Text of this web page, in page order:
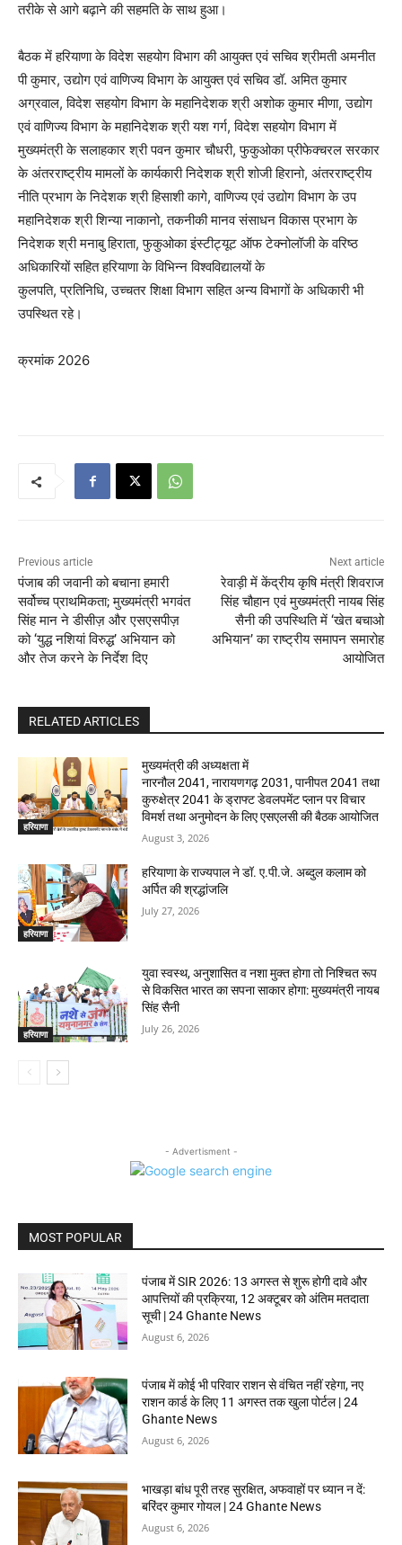
तरीके से आगे बढ़ाने की सहमति के साथ हुआ।
बैठक में हरियाणा के विदेश सहयोग विभाग की आयुक्त एवं सचिव श्रीमती अमनीत
पी कुमार, उद्योग एवं वाणिज्य विभाग के आयुक्त एवं सचिव डॉ. अमित कुमार
अग्रवाल, विदेश सहयोग विभाग के महानिदेशक श्री अशोक कुमार मीणा, उद्योग
एवं वाणिज्य विभाग के महानिदेशक श्री यश गर्ग, विदेश सहयोग विभाग में
मुख्यमंत्री के सलाहकार श्री पवन कुमार चौधरी, फुकुओका प्रीफेक्चरल सरकार
के अंतरराष्ट्रीय मामलों के कार्यकारी निदेशक श्री शोजी हिरानो, अंतरराष्ट्रीय
नीति प्रभाग के निदेशक श्री हिसाशी कागे, वाणिज्य एवं उद्योग विभाग के उप
महानिदेशक श्री शिन्या नाकानो, तकनीकी मानव संसाधन विकास प्रभाग के
निदेशक श्री मनाबु हिराता, फुकुओका इंस्टीट्यूट ऑफ टेक्नोलॉजी के वरिष्ठ
अधिकारियों सहित हरियाणा के विभिन्न विश्वविद्यालयों के
कुलपति, प्रतिनिधि, उच्चतर शिक्षा विभाग सहित अन्य विभागों के अधिकारी भी
उपस्थित रहे।
क्रमांक 2026
Previous article
पंजाब की जवानी को बचाना हमारी
सर्वोच्च प्राथमिकता; मुख्यमंत्री भगवंत
सिंह मान ने डीसीज़ और एसएसपीज़
को ‘युद्ध नशियां विरुद्ध’ अभियान को
और तेज करने के निर्देश दिए
Next article
रेवाड़ी में केंद्रीय कृषि मंत्री शिवराज
सिंह चौहान एवं मुख्यमंत्री नायब सिंह
सैनी की उपस्थिति में ‘खेत बचाओ
अभियान’ का राष्ट्रीय समापन समारोह
आयोजित
RELATED ARTICLES
हरियाणा
मुख्यमंत्री की अध्यक्षता में
नारनौल 2041, नारायणगढ़ 2031, पानीपत 2041 तथा
कुरुक्षेत्र 2041 के ड्राफ्ट डेवलपमेंट प्लान पर विचार
विमर्श तथा अनुमोदन के लिए एसएलसी की बैठक आयोजित
August 3, 2026
हरियाणा
हरियाणा के राज्यपाल ने डॉ. ए.पी.जे. अब्दुल कलाम को
अर्पित की श्रद्धांजलि
July 27, 2026
हरियाणा
युवा स्वस्थ, अनुशासित व नशा मुक्त होगा तो निश्चित रूप
से विकसित भारत का सपना साकार होगा: मुख्यमंत्री नायब
सिंह सैनी
July 26, 2026
- Advertisment -
MOST POPULAR
पंजाब में SIR 2026: 13 अगस्त से शुरू होगी दावे और
आपत्तियों की प्रक्रिया, 12 अक्टूबर को अंतिम मतदाता
सूची | 24 Ghante News
August 6, 2026
पंजाब में कोई भी परिवार राशन से वंचित नहीं रहेगा, नए
राशन कार्ड के लिए 11 अगस्त तक खुला पोर्टल | 24
Ghante News
August 6, 2026
भाखड़ा बांध पूरी तरह सुरक्षित, अफवाहों पर ध्यान न दें:
बरिंदर कुमार गोयल | 24 Ghante News
August 6, 2026